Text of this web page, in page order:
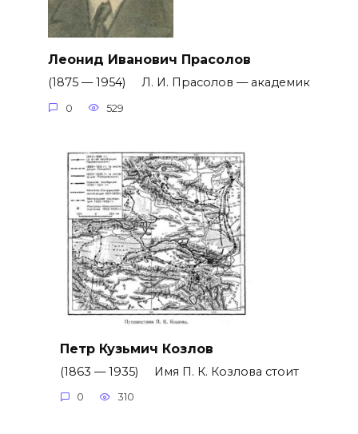
Леонид Иванович Прасолов
(1875 — 1954) Л. И. Прасолов — академик
0 529
Петр Кузьмич Козлов
(1863 — 1935) Имя П. К. Козлова стоит
0 310